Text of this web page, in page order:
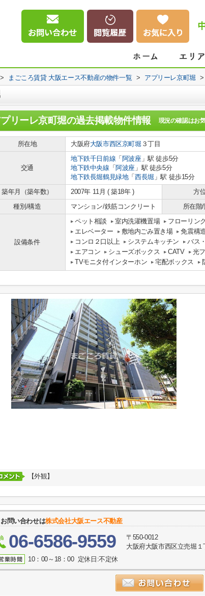
> まごころ賃貸 大阪エース不動産の物件一覧 > アプリーレ京町堀 >
リーレ京町堀の過去掲載物件情報 現況の確認はお
所在地 大阪府大阪市西区京町堀 ３丁目
交通
地下鉄千日前線 「 阿波座」駅 徒歩5分
地下鉄中央線 「 阿波座 」駅 徒歩5分
地下鉄長堀鶴見緑地「西長堀 」駅 徒歩15分
築年月（築年数）
2007年 11月 ( 築18年 ) 方
種別/構造
マンション/鉄筋コンクリート 所在階
設備条件
ペット相談 室内洗濯機置場 フローリン
エレベーター
敷地内ごみ置き場 免震構
コンロ２口以上
システムキッチン バス
エアコン
シューズボックス CATV 光
TVモニタ付インターホン
宅配ボックス
【外観】
お問い合わせは株式会社大阪エース不動産
06-6586-9559
〒550-0012
大阪府大阪市西区立売堀
10：00～18：00 定休日:不定休